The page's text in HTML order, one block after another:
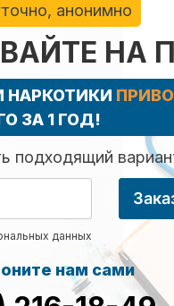
анонимно
НА
НАРКОТИКИ
ЗА 1 ГОД!
данных
нам сами